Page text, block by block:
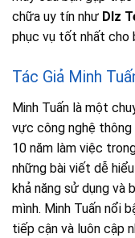
chữa uy tín như Dlz
phục vụ tốt nhất cho
Tác Giả Minh
Minh Tuấn là một
vực công nghệ
10 năm làm việc
những bài viết dễ
khả năng sử dụng và
mình. Minh Tuấn nổi
tiếp cận và luôn cập